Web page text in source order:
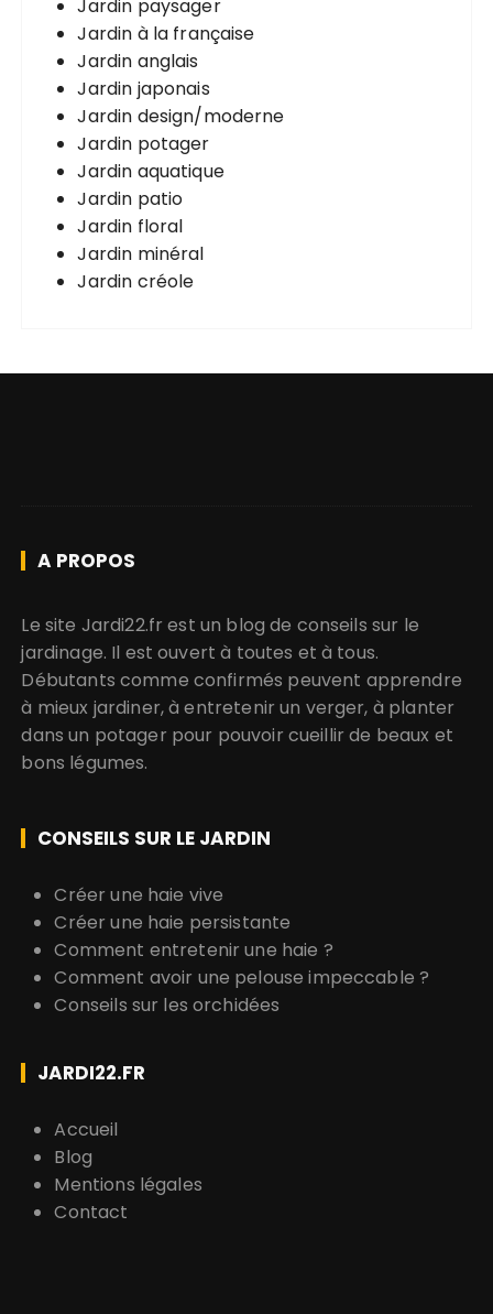
Jardin paysager
Jardin à la française
Jardin anglais
Jardin japonais
Jardin design/moderne
Jardin potager
Jardin aquatique
Jardin patio
Jardin floral
Jardin minéral
Jardin créole
A PROPOS
Le site Jardi22.fr est un blog de conseils sur le
jardinage. Il est ouvert à toutes et à tous.
Débutants comme confirmés peuvent apprendre
à mieux jardiner, à entretenir un verger, à planter
dans un potager pour pouvoir cueillir de beaux et
bons légumes.
CONSEILS SUR LE JARDIN
Créer une haie vive
Créer une haie persistante
Comment entretenir une haie ?
Comment avoir une pelouse impeccable ?
Conseils sur les orchidées
JARDI22.FR
Accueil
Blog
Mentions légales
Contact